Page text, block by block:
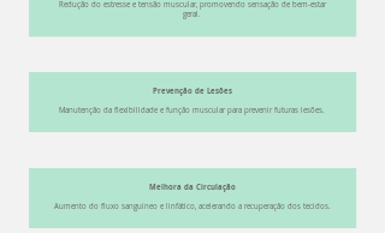
Redução do estresse e tensão muscular, promovendo sensação de bem-estar
geral.
Prevenção de Lesões
Manutenção da flexibilidade e função muscular para prevenir futuras lesões.
Melhora da Circulação
Aumento do fluxo sanguíneo e linfático, acelerando a recuperação dos tecidos.